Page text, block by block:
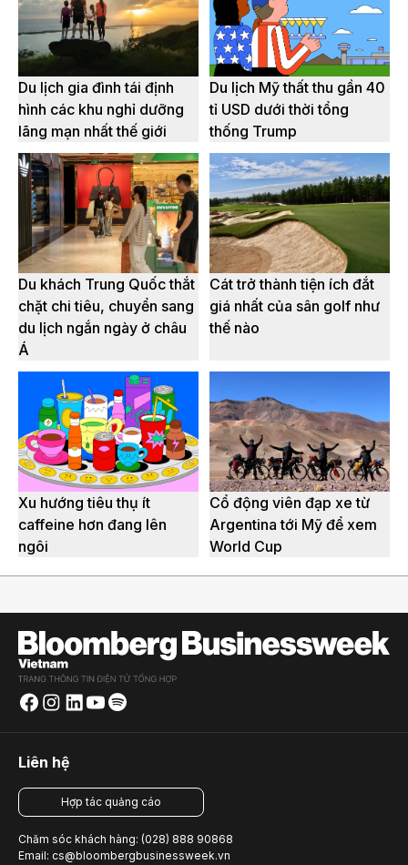
Du lịch gia đình tái định
hình các khu nghỉ dưỡng
lãng mạn nhất thế giới
Du lịch Mỹ thất thu gần 40
tỉ USD dưới thời tổng
thống Trump
Du khách Trung Quốc thắt
chặt chi tiêu, chuyển sang
du lịch ngắn ngày ở châu
Á
Cát trở thành tiện ích đắt
giá nhất của sân golf như
thế nào
Xu hướng tiêu thụ ít
caffeine hơn đang lên
ngôi
Cổ động viên đạp xe từ
Argentina tới Mỹ để xem
World Cup
Liên hệ
Hợp tác quảng cáo
Chăm sóc khách hàng: (028) 888 90868
Email: cs@bloombergbusinessweek.vn